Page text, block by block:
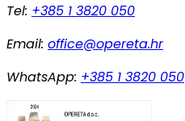
Tel: +385 1 3820 050
Email: office@opereta.hr
WhatsApp: +385 1 3820 050